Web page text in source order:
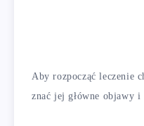
Aby rozpocząć leczenie
znać jej główne objawy i